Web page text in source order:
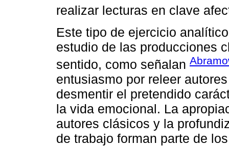
realizar lecturas en clave
Este tipo de ejercicio
estudio de las producciones
sentido, como señalan
entusiasmo por releer
desmentir el pretendido
la vida emocional. La
autores clásicos y la
de trabajo forman parte de